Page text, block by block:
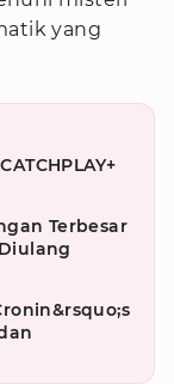
yang
Terbesar